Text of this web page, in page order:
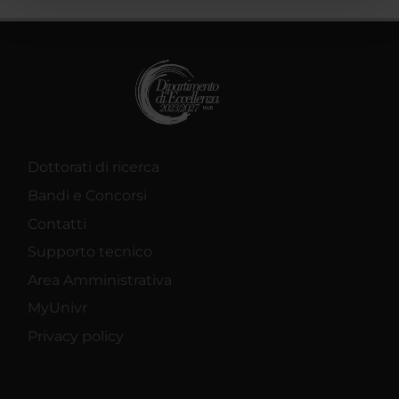
con altre informazioni che hai fornito loro o che hanno
Dottorati di ricerca
Bandi e Concorsi
Contatti
Supporto tecnico
Area Amministrativa
MyUnivr
Privacy policy